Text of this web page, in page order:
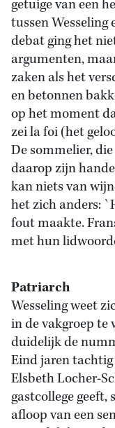
getuige van een
tussen
debat ging het
argumenten,
zaken als het
en betonnen
op het moment
zei la foi (het
De sommelier,
daarop zijn
kan niets van
het zich anders:
fout maakte.
met hun
Patriarch
Wesseling weet
in de vakgroep te
duidelijk de
Eind jaren
Elsbeth Locher-
gastcollege geeft,
afloop van een